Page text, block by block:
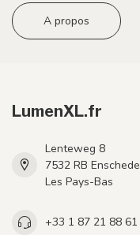
A propos
LumenXL.fr
Lenteweg 8
7532 RB Enschede
Les Pays-Bas
+33 1 87 21 88 61